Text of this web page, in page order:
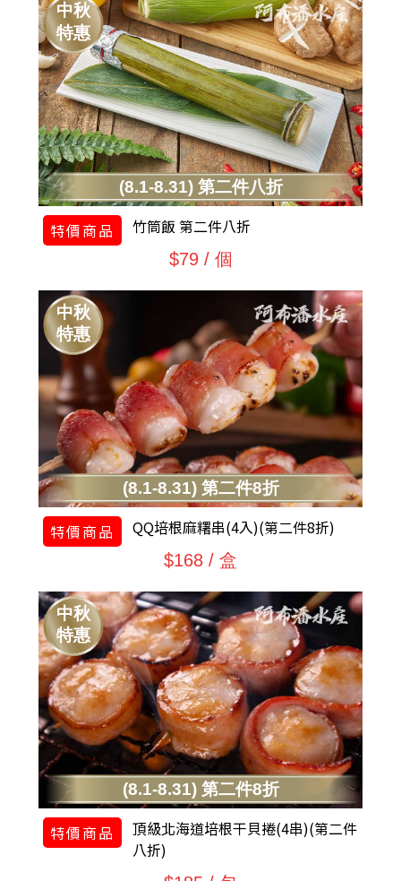
(8.1-8.31) 第二件八折
中秋
特惠
特價商品 竹筒飯 第二件八折
$79 / 個
(8.1-8.31) 第二件8折
中秋
特惠
特價商品 QQ培根麻糬串(4入)(第二件8折)
$168 / 盒
(8.1-8.31) 第二件8折
中秋
特惠
特價商品
頂級北海道培根干貝捲(4串)(第二件
八折)